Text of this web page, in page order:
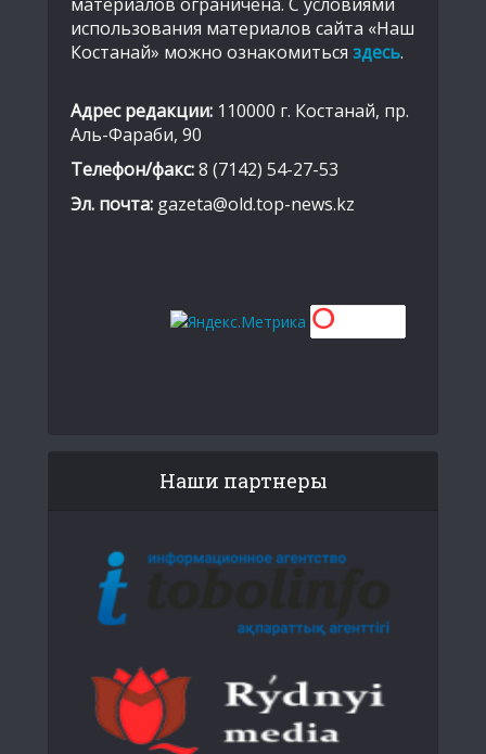
использования материалов сайта «Наш
Костанай» можно ознакомиться здесь.
Адрес редакции: 110000 г. Костанай, пр.
Аль-Фараби, 90
Телефон/факс:8 (7142) 54-27-53
Эл. почта: gazeta@old.top-news.kz
Наши партнеры